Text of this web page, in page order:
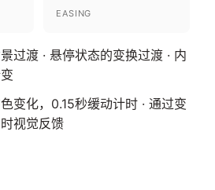
EASING
过渡 · 悬停状态的变换过渡 · 内
变化，0.15秒缓动计时 · 通过变
视觉反馈